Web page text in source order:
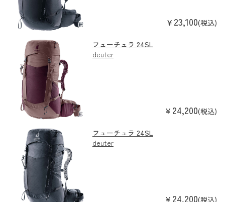
￥ 23,100(税込)
フューチュラ 24SL
deuter
￥ 24,200(税込)
フューチュラ 24SL
deuter
￥ 24,200(税込)